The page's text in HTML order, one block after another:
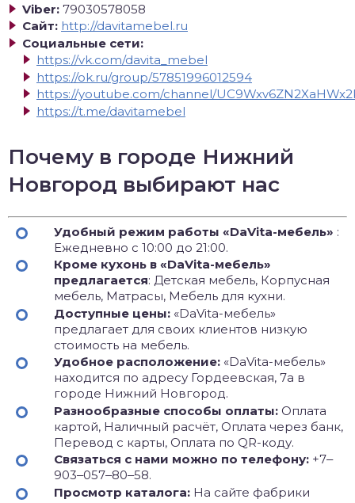
Viber: 79030578058
Сайт: http://davitamebel.ru
Социальные сети:
https://vk.com/davita_mebel
https://ok.ru/group/57851996012594
https://youtube.com/channel/
https://t.me/davitamebel
Почему в городе Нижний
Новгород выбирают нас
Удобный режим работы «DaVita-мебель» :
Ежедневно с 10:00 до 21:00.
Кроме кухонь в «DaVita-мебель»
предлагается: Детская мебель, Корпусная
мебель, Матрасы, Мебель для кухни.
Доступные цены: «DaVita-мебель»
предлагает для своих клиентов низкую
стоимость на мебель.
Удобное расположение: «DaVita-мебель»
находится по адресу Гордеевская, 7а в
городе Нижний Новгород.
Разнообразные способы оплаты: Оплата
картой, Наличный расчёт, Оплата через банк,
Перевод с карты, Оплата по QR-коду.
Связаться с нами можно по телефону: +7‒
903‒057‒80‒58.
Просмотр каталога: На сайте фабрики